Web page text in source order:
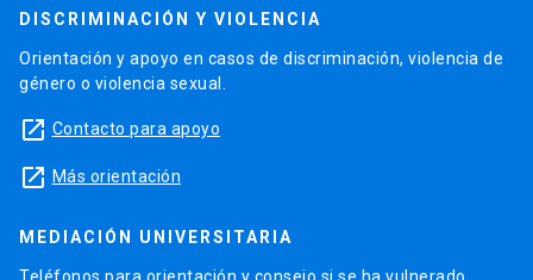
DISCRIMINACIÓN Y VIOLENCIA
Orientación y apoyo en casos de discriminación, violencia de
género o violencia sexual.
launch Contacto para apoyo
launch Más orientación
MEDIACIÓN UNIVERSITARIA